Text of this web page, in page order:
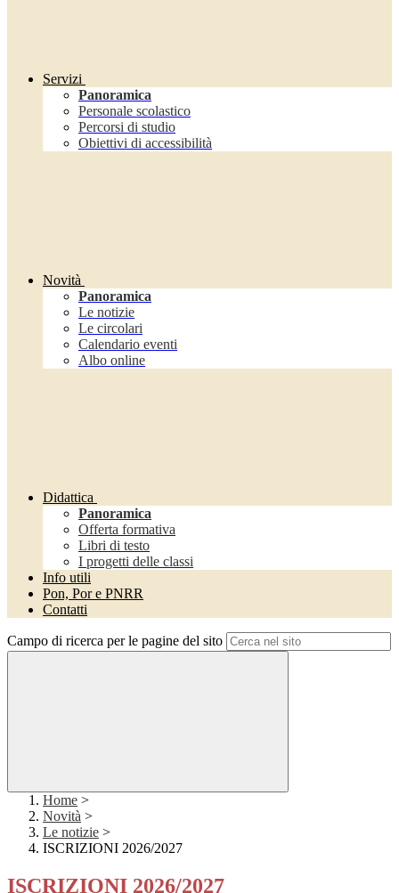
Servizi
Panoramica
Personale scolastico
Percorsi di studio
Obiettivi di accessibilità
Novità
Panoramica
Le notizie
Le circolari
Calendario eventi
Albo online
Didattica
Panoramica
Offerta formativa
Libri di testo
I progetti delle classi
Info utili
Pon, Por e PNRR
Contatti
Campo di ricerca per le pagine del sito
Home >
Novità >
Le notizie >
ISCRIZIONI 2026/2027
ISCRIZIONI 2026/2027